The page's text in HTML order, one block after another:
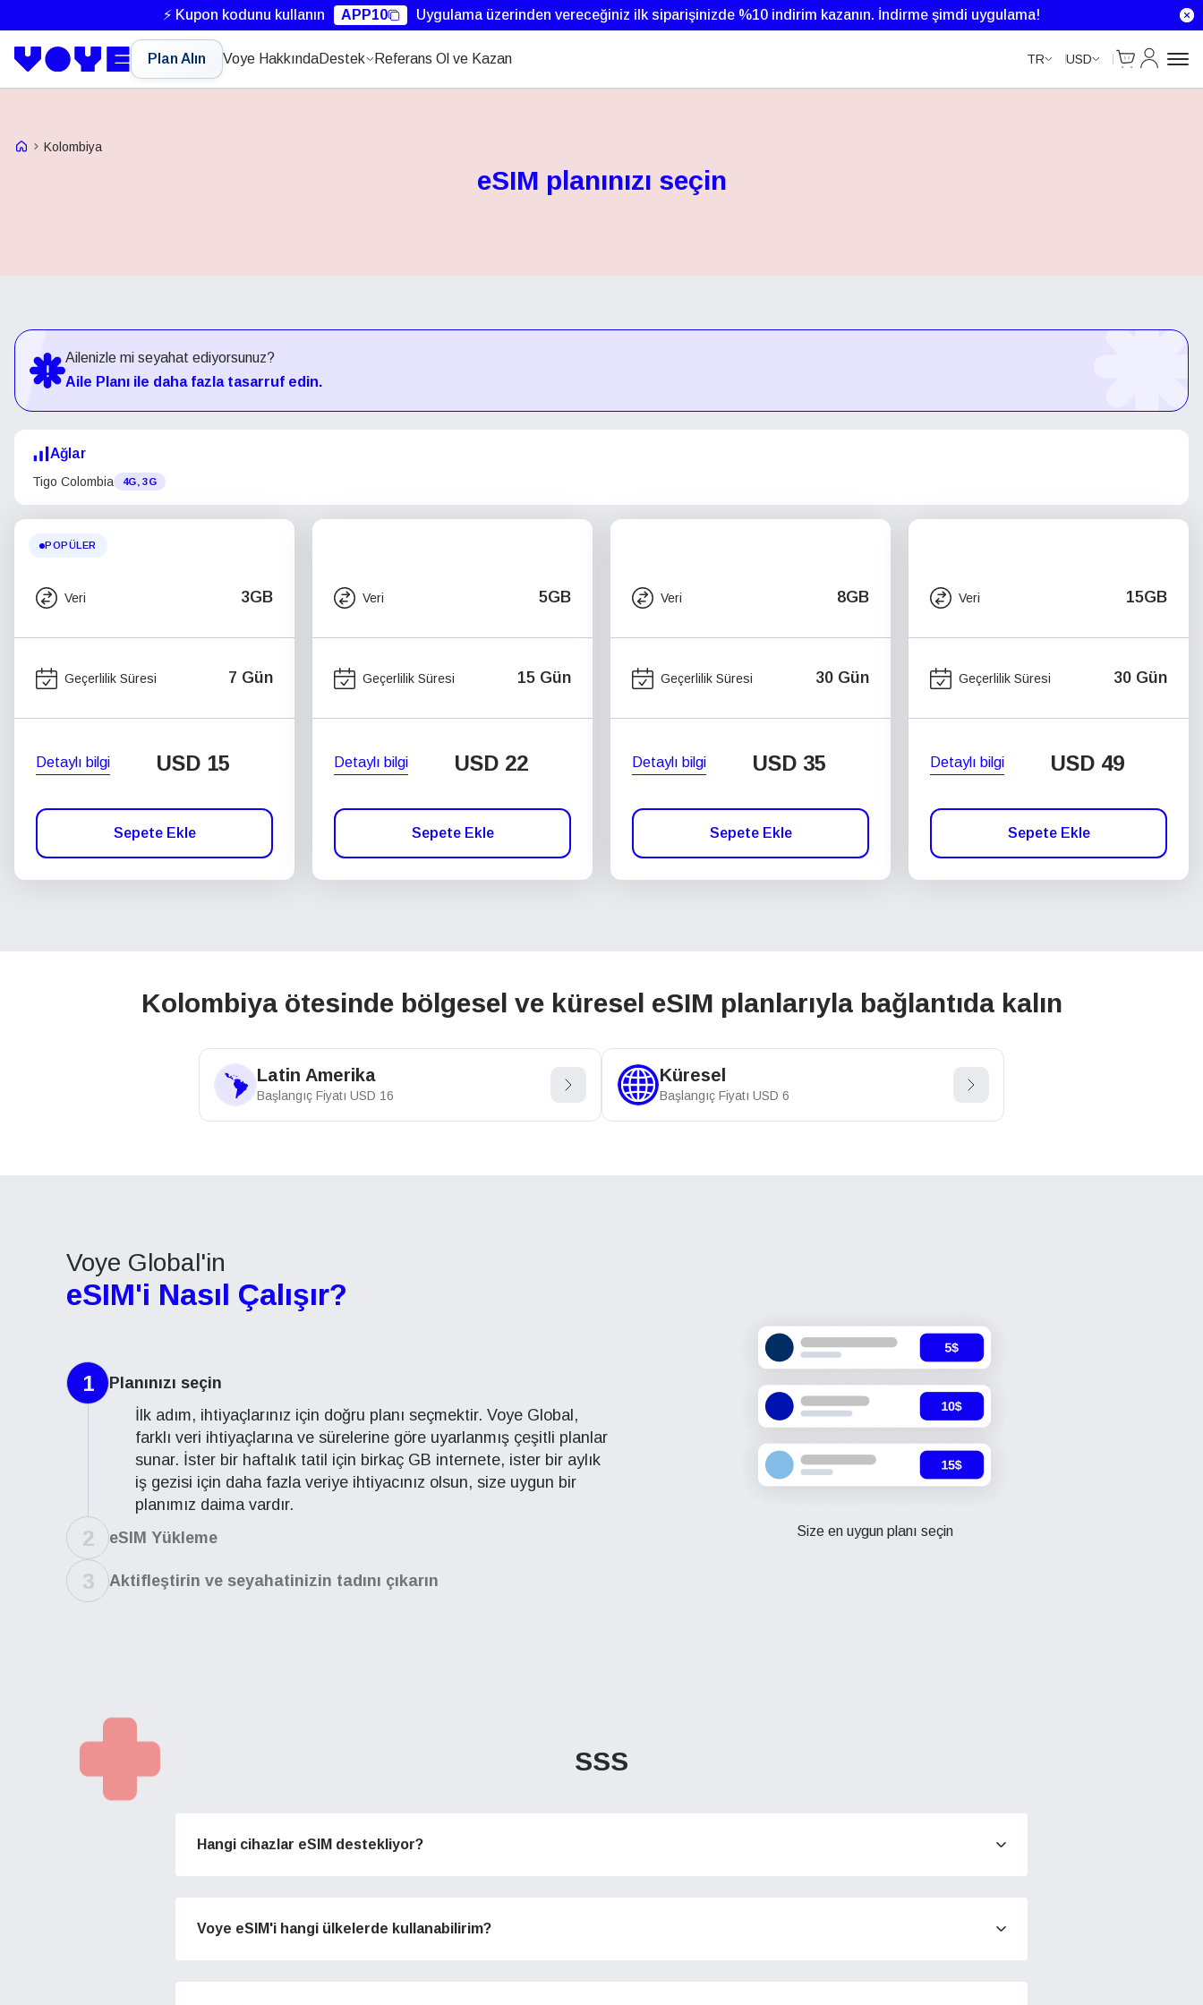
⚡ Kupon kodunu kullanın APP10 Uygulama üzerinden vereceğiniz ilk siparişinizde %10 indirim kazanın. İndirme şimdi uygulama!
Plan Alın Voye HakkındaDestek Referans Ol ve Kazan TR USD
Cart
Hesabım
Voye Homepage
Kolombiya
eSIM planınızı seçin
Ailenizle mi seyahat ediyorsunuz?
Aile Planı ile daha fazla tasarruf edin.
Ağlar
Tigo Colombia 4G, 3G
POPÜLER
Veri 3GB
Geçerlilik Süresi 7 Gün
Detaylı bilgi USD 15
Sepete Ekle
Veri 5GB
Geçerlilik Süresi 15 Gün
Detaylı bilgi USD 22
Sepete Ekle
Veri 8GB
Geçerlilik Süresi 30 Gün
Detaylı bilgi USD 35
Sepete Ekle
Veri 15GB
Geçerlilik Süresi 30 Gün
Detaylı bilgi USD 49
Sepete Ekle
Kolombiya ötesinde bölgesel ve küresel eSIM planlarıyla bağlantıda kalın
Latin Amerika
Başlangıç Fiyatı USD 16
Küresel
Başlangıç Fiyatı USD 6
Voye Global'in
eSIM'i Nasıl Çalışır?
1
Planınızı seçin
İlk adım, ihtiyaçlarınız için doğru planı seçmektir. Voye Global,
farklı veri ihtiyaçlarına ve sürelerine göre uyarlanmış çeşitli planlar
sunar. İster bir haftalık tatil için birkaç GB internete, ister bir aylık
iş gezisi için daha fazla veriye ihtiyacınız olsun, size uygun bir
planımız daima vardır.
2 eSIM Yükleme
3 Aktifleştirin ve seyahatinizin tadını çıkarın
Size en uygun planı seçin
SSS
Hangi cihazlar eSIM destekliyor?
Voye eSIM'i hangi ülkelerde kullanabilirim?